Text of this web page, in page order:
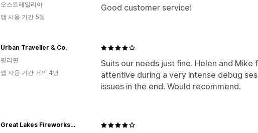
Good customer service!
오스트레일리아
앱 사용 기간 5일
Suits our needs just fine. Helen and
attentive during a very intense debug
issues in the end. Would recommend.
Urban Traveller & Co.
필리핀
앱 사용 기간 거의 4년
Great Lakes Fireworks, LLC | 3275 W M-76 | P.O. Box 276 | West Branch, MI 48661